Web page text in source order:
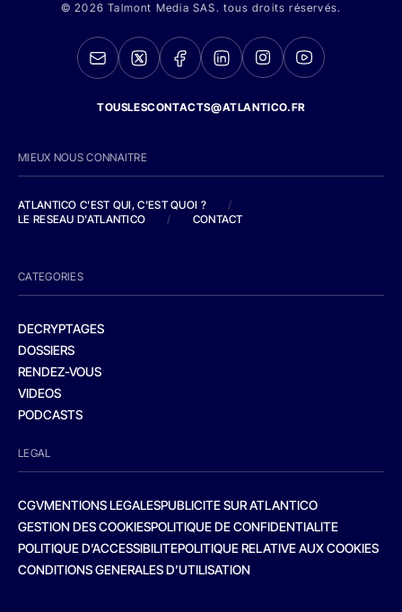
© 2026 Talmont Media SAS. tous droits réservés.
TOUSLESCONTACTS@ATLANTICO.FR
MIEUX NOUS CONNAITRE
ATLANTICO C'EST QUI, C'EST QUOI ?
/
LE RESEAU D'ATLANTICO
/ CONTACT
CATEGORIES
DECRYPTAGES
DOSSIERS
RENDEZ-VOUS
VIDEOS
PODCASTS
LEGAL
CGVMENTIONS LEGALESPUBLICITE SUR ATLANTICO
GESTION DES COOKIESPOLITIQUE DE CONFIDENTIALITE
POLITIQUE D’ACCESSIBILITEPOLITIQUE RELATIVE AUX COOKIES
CONDITIONS GENERALES D’UTILISATION